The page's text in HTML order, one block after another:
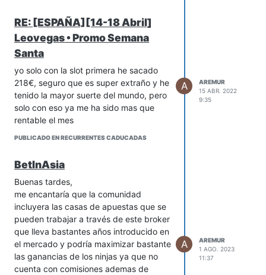
RE: [ESPAÑA][14-18 Abril]
Leovegas • Promo Semana
Santa
yo solo con la slot primera he sacado
218€, seguro que es super extraño y he
tenido la mayor suerte del mundo, pero
solo con eso ya me ha sido mas que
rentable el mes
PUBLICADO EN RECURRENTES CADUCADAS
A
AREMUR
15 ABR. 2022
9:35
BetInAsia
Buenas tardes,
me encantaría que la comunidad
incluyera las casas de apuestas que se
pueden trabajar a través de este broker
que lleva bastantes años introducido en
el mercado y podría maximizar bastante
las ganancias de los ninjas ya que no
cuenta con comisiones ademas de
A
AREMUR
1 AGO. 2023
11:37